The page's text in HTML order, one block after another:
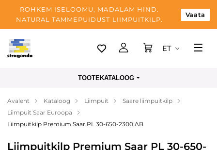
ROHKEM ISELOOMU, MADALAM HIND.
NATURAL TAMMEPUIDUST LIIMPUITKILP.
Vaata
Tallinn
Makse
Meist
ET
TOOTEKATALOOG
Avaleht Kataloog Liimpuit
Saare liimpuitkilp
Liimpuit Saar Euroopa
Liimpuitkilp Premium Saar PL 30-650-2300 AB
Liimpuitkilp Premium Saar PL 30-650-